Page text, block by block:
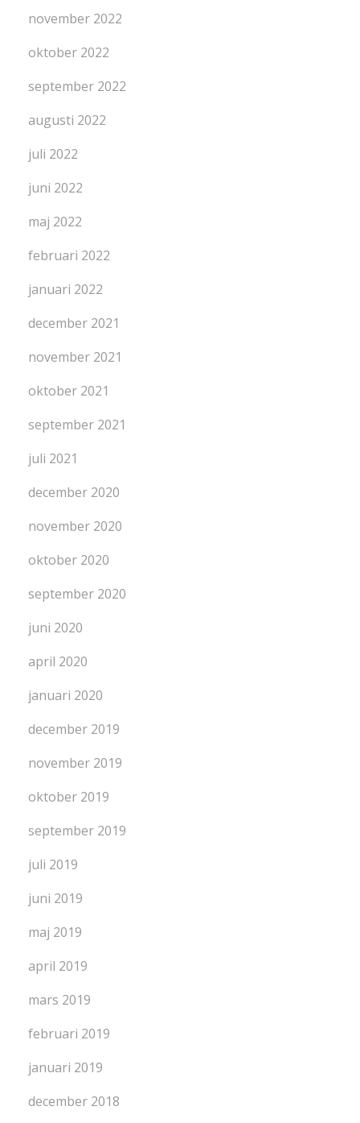
november 2022
oktober 2022
september 2022
augusti 2022
juli 2022
juni 2022
maj 2022
februari 2022
januari 2022
december 2021
november 2021
oktober 2021
september 2021
juli 2021
december 2020
november 2020
oktober 2020
september 2020
juni 2020
april 2020
januari 2020
december 2019
november 2019
oktober 2019
september 2019
juli 2019
juni 2019
maj 2019
april 2019
mars 2019
februari 2019
januari 2019
december 2018